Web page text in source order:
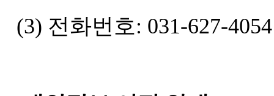
(3) 전화번호: 031-627-4054